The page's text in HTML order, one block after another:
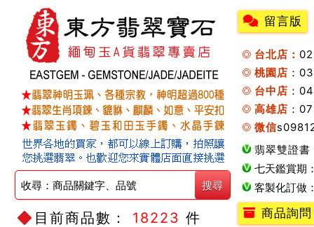
目前商品數： 18223 件
留言版
台北店：
桃園店 ：
台中店 ：
高雄店 ：
微信
翡翠雙證書
七天鑑賞期
客製化訂做
商品詢問